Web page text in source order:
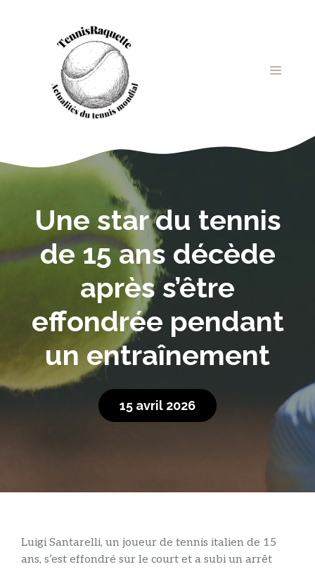
MENU
Une star du tennis
de 15 ans décède
après s’être
effondrée pendant
un entraînement
15 avril 2026
Luigi Santarelli, un joueur de tennis italien de 15
ans, s’est effondré sur le court et a subi un arrêt